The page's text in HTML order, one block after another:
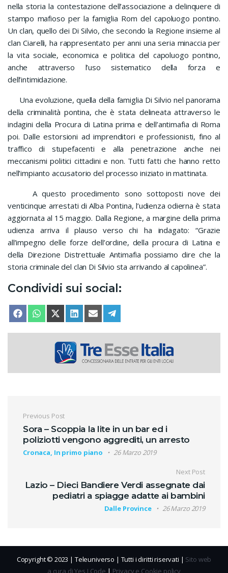
nella storia la contestazione dell’associazione a delinquere di
stampo mafioso per la famiglia Rom del capoluogo pontino.
Un clan, quello dei Di Silvio, che secondo la Regione insieme al
clan Ciarelli, ha rappresentato per anni una seria minaccia per
la vita sociale, economica e politica del capoluogo pontino,
anche attraverso l’uso sistematico della forza e
dell’intimidazione.
Una evoluzione, quella della famiglia Di Silvio nel panorama
della criminalità pontina, che è stata delineata attraverso le
indagini della Procura di Latina prima e dell’antimafia di Roma
poi. Dalle estorsioni ad imprenditori e professionisti, fino al
traffico di stupefacenti e alla penetrazione anche nei
meccanismi politici cittadini e non. Tutti fatti che hanno retto
nell’impianto accusatorio del processo iniziato in mattinata.
A questo procedimento sono sottoposti nove dei
venticinque arrestati di Alba Pontina, l’udienza odierna è stata
aggiornata al 15 maggio. Dalla Regione, a margine della prima
udienza arriva il plauso verso chi ha indagato: “Grazie
all’impegno delle forze dell’ordine, della procura di Latina e
della Direzione Distrettuale Antimafia possiamo dire che la
storia criminale del clan Di Silvio sta arrivando al capolinea”.
Condividi sui social:
SHARE ON
FACEBOOKSHARE ON
WHATSAPPSHARE ON
X (TWITTER)
SHARE ON
LINKEDINSHARE ON
EMAIL
Navigazione articoli
Previous Post
Sora – Scoppia la lite in un bar ed i
poliziotti vengono aggrediti, un arresto
Cronaca, In primo piano 26 Marzo 2019
Next Post
Lazio – Dieci Bandiere Verdi assegnate dai
pediatri a spiagge adatte ai bambini
Dalle Province 26 Marzo 2019
Copyright © 2023 | Teleuniverso | Tutti i diritti riservati | Sito web
a cura di Yes I Code | Privacy e Cookie policy